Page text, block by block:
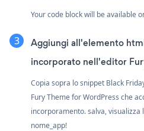
Your code block will be available
Aggiungi all'elemento
incorporato nell'editor
Copia sopra lo snippet Black
Fury Theme for WordPress che
incorporamento. salva,
nome_app!